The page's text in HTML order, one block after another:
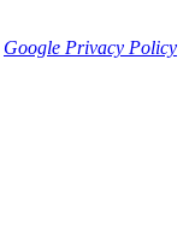
Google Privacy Policy